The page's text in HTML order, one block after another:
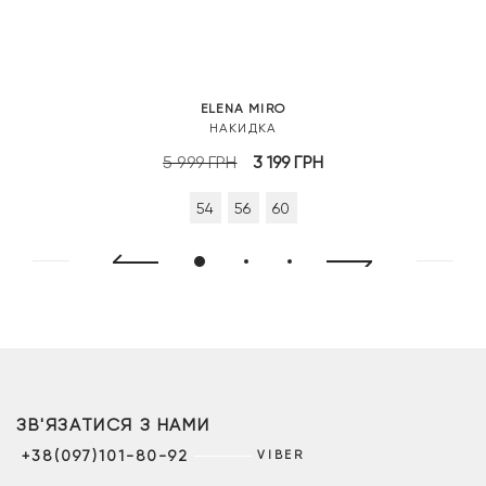
ELENA MIRO
НАКИДКА
5 999ГРН
Оригінальна
5
3 199 ГРН
54 56 60
ЗВ'ЯЗАТИСЯ З НАМИ
+38(097)101-80-92 VIBER